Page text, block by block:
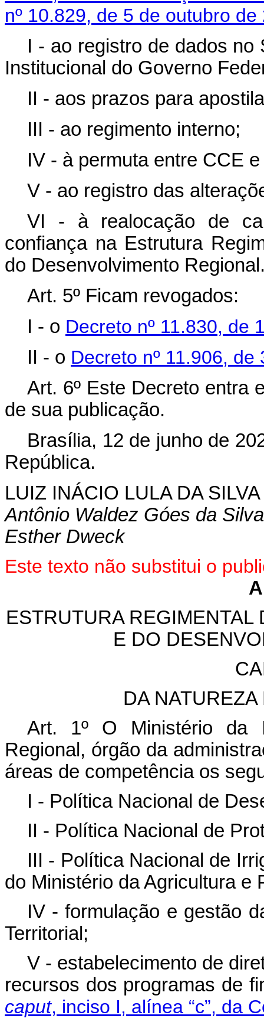
nº 10.829, de 5 de outubro de
I - ao registro de dados
Institucional do Governo
II - aos prazos para
III - ao regimento interno;
IV - à permuta entre CCE
V - ao registro das
VI - à realocação de
confiança na Estrutura
do Desenvolvimento
Art. 5º Ficam revogados:
I - o Decreto nº 11.830, de
II - o Decreto nº 11.906,
Art. 6º Este Decreto entra
de sua publicação.
Brasília, 12 de junho de
República.
LUIZ INÁCIO LULA DA SILVA
Antônio Waldez Góes da Silva
Esther Dweck
Este texto não substitui o
ESTRUTURA
E DO
DA
Art. 1º O Ministério da
Regional, órgão da
áreas de competência os
I - Política Nacional de
II - Política Nacional de
III - Política Nacional de
do Ministério da Agricultura e
IV - formulação e gestão
Territorial;
V - estabelecimento de
recursos dos programas de
caput, inciso I, alínea “c”, da